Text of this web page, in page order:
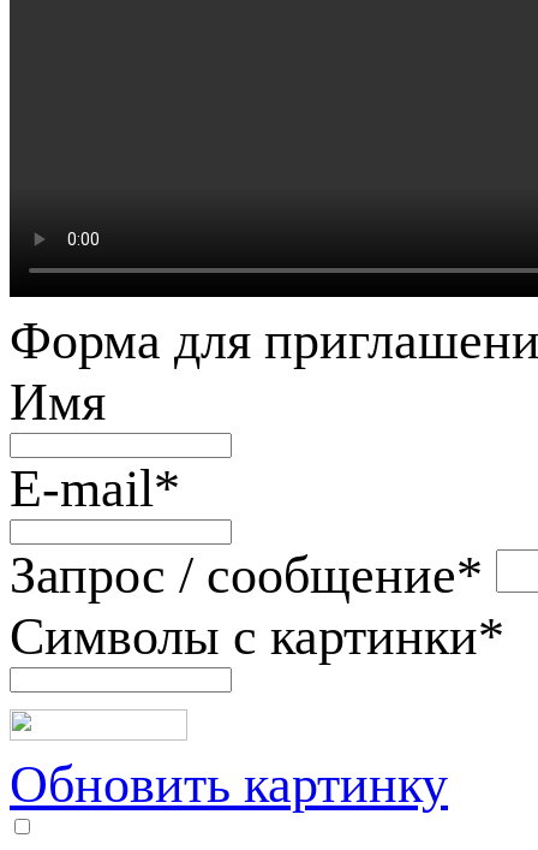
Форма для
Имя
E-mail*
Запрос / сообщение*
Символы с картинки*
Обновить картинку